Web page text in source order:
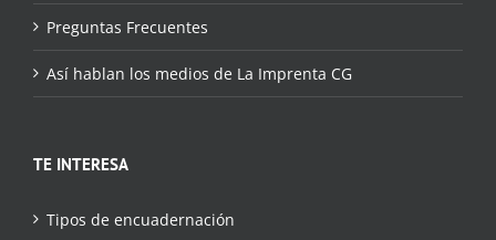
Preguntas Frecuentes
Así hablan los medios de La Imprenta CG
TE INTERESA
Tipos de encuadernación